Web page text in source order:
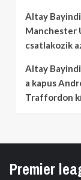
Altay
Manchester
csatlakozik
Altay
a kapus
Traffordon
Premier